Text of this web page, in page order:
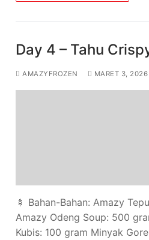
Day 4 – Tahu
AMAZYFROZEN MARET 3, 2026
🍢 Bahan-Bahan: Amazy
Amazy Odeng Soup: 500
Kubis: 100 gram Minyak